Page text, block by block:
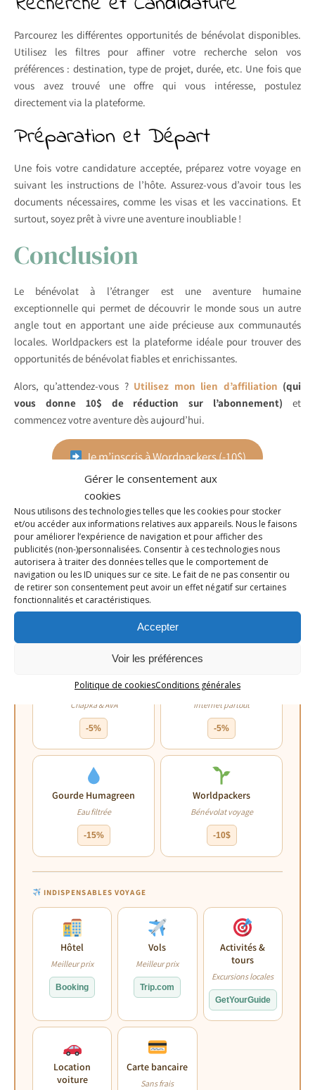
Gérer le consentement aux
cookies
Nous utilisons des technologies telles que les cookies pour stocker
et/ou accéder aux informations relatives aux appareils. Nous le faisons
pour améliorer l’expérience de navigation et pour afficher des
publicités (non-)personnalisées. Consentir à ces technologies nous
autorisera à traiter des données telles que le comportement de
navigation ou les ID uniques sur ce site. Le fait de ne pas consentir ou
de retirer son consentement peut avoir un effet négatif sur certaines
fonctionnalités et caractéristiques.
Accepter
Voir les préférences
Politique de cookiesConditions générales
Parcourez les différentes opportunités de bénévolat disponibles.
Utilisez les filtres pour affiner votre recherche selon vos
préférences : destination, type de projet, durée, etc. Une fois que
vous avez trouvé une offre qui vous intéresse, postulez
directement via la plateforme.
Préparation et Départ
Une fois votre candidature acceptée, préparez votre voyage en
suivant les instructions de l’hôte. Assurez-vous d’avoir tous les
documents nécessaires, comme les visas et les vaccinations. Et
surtout, soyez prêt à vivre une aventure inoubliable !
Conclusion
Le bénévolat à l’étranger est une aventure humaine
exceptionnelle qui permet de découvrir le monde sous un autre
angle tout en apportant une aide précieuse aux communautés
locales. Worldpackers est la plateforme idéale pour trouver des
opportunités de bénévolat fiables et enrichissantes.
Alors, qu’attendez-vous ? Utilisez mon lien d’affiliation (qui
vous donne 10$ de réduction sur l’abonnement) et
commencez votre aventure dès aujourd’hui.
Je m’inscris à Wordpackers (-10$)
MES BONS PLANS POUR TON VOYAGE
Mes ressources & codes promo préférés
Je te partage ici les sites que j’utilise pour préparer mes
voyages. En passant par mes liens, tu me soutiens
gratuitement — merci
CODES PROMO EXCLUSIFS
Assurance voyage
Chapka & AVA
-5%
eSIM Holafly
Internet partout
-5%
Gourde Humagreen
Eau filtrée
-15%
Worldpackers
Bénévolat voyage
-10$
INDISPENSABLES VOYAGE
Hôtel
Meilleur prix
Booking
Vols
Meilleur prix
Trip.com
Activités &
tours
Excursions locales
GetYourGuide
Location
voiture
Carte bancaire
Sans frais